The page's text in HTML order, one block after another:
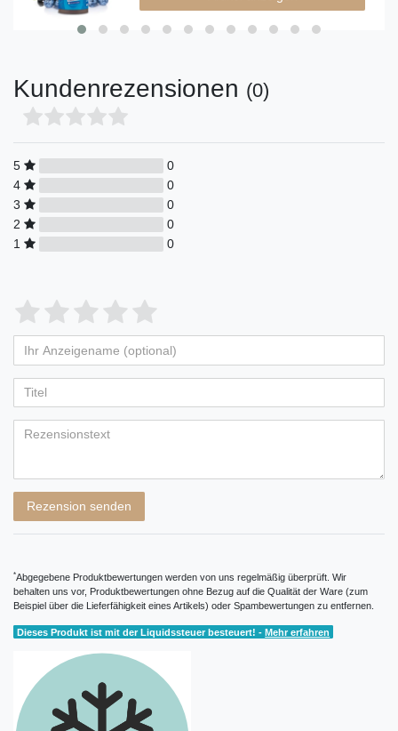
Kundenrezensionen (0)
5
0
4
0
3
0
2
0
1
0
Bewertungssterne
von
5
Bewertungssternen
4
von
5
Bewertungssternen
3
von
5
Bewertungssternen
2
von
5
Bewertungssternen
1
von
5
Bewertungssternen
Anzeigename
(optional)
Rezension senden
*Abgegebene Produktbewertungen werden von uns regelmäßig überprüft. Wir
behalten uns vor, Produktbewertungen ohne Bezug auf die Qualität der Ware (zum
Beispiel über die Lieferfähigkeit eines Artikels) oder Spambewertungen zu entfernen.
Dieses Produkt ist mit der Liquidssteuer besteuert! -Mehr erfahren